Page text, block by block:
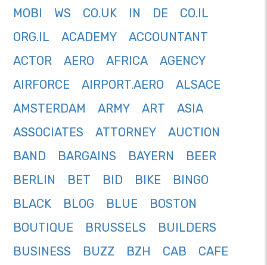
MOBI
WS CO.UK IN DE
CO.IL
ORG.IL
ACADEMY
ACCOUNTANT
ACTOR
AERO AFRICA
AGENCY
AIRFORCE
AIRPORT.AERO
ALSACE
AMSTERDAM
ARMY ART
ASIA
ASSOCIATES
ATTORNEY
AUCTION
BAND
BARGAINS BAYERN
BEER
BERLIN
BET BID BIKE
BINGO
BLACK
BLOG BLUE
BOSTON
BOUTIQUE
BRUSSELS
BUILDERS
BUSINESS
BUZZ BZH CAB
CAFE